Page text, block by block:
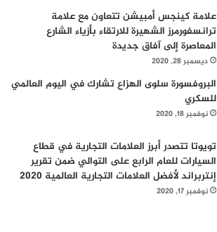
علامة كينجس أمبيشن تتعاون مع علامة
ترانسفورمرز الشهيرة للارتقاء بأزياء الشارع
المعاصرة إلى آفاق جديدة
ديسمبر 28, 2020
البروفسورة سلوى الهزاع تشارك في اليوم العالمي
للسكري
نوفمبر 18, 2020
تويوتا تتصدر أبرز العلامات التجارية في قطاع
السيارات للعام الرابع على التوالي ضمن تقرير
إنتربراند لأفضل العلامات التجارية العالمية 2020
نوفمبر 17, 2020